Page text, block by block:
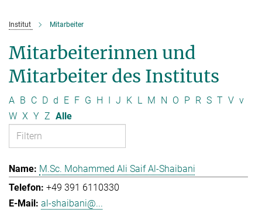
Institut Mitarbeiter
Mitarbeiterinnen und
Mitarbeiter des Instituts
A B C D d E F G H I J K L M N O P R S T V v
W X Y Z Alle
M.Sc. Mohammed Ali Saif Al-Shaibani
+49 391 6110330
al-shaibani@...